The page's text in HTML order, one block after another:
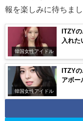
報を楽しみに待ちまし
韓国女性アイドル
ITZY
入れた
韓国女性アイドル
ITZY
アボー